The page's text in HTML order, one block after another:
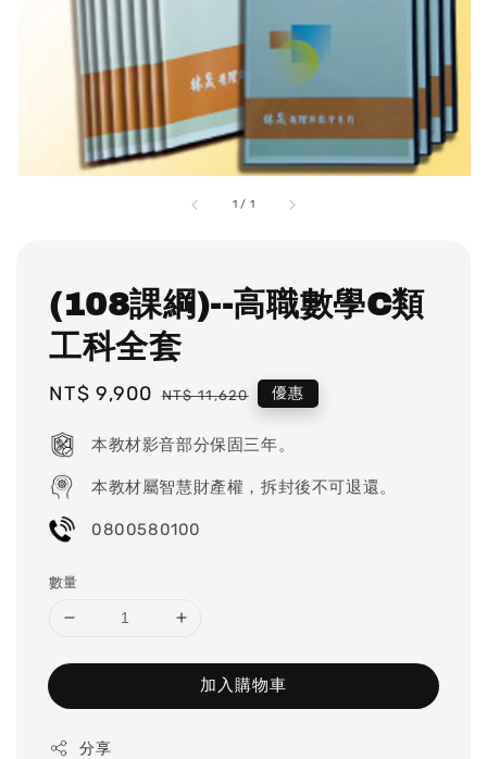
1 / 1
(108課綱)--高職數學C類
工科全套
Sale
NT$ 9,900 Regular
NT$ 11,620 優惠
本教材影音部分保固三年。
本教材屬智慧財產權，拆封後不可退還。
0800580100
數量
加入購物車
分享